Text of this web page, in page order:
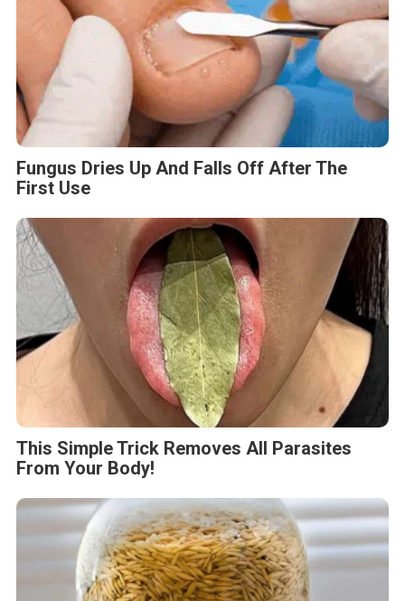
Fungus Dries Up And Falls Off After The
First Use
This Simple Trick Removes All Parasites
From Your Body!